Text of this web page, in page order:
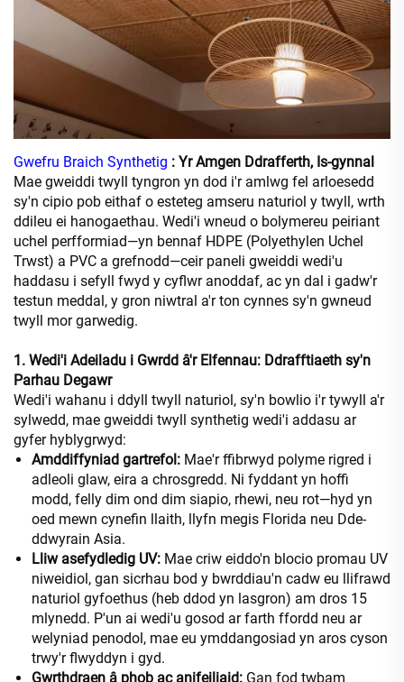
Gwefru Braich Synthetig : Yr Amgen Ddrafferth, Is-gynnal
Mae gweiddi twyll tyngron yn dod i'r amlwg fel arloesedd
sy'n cipio pob eithaf o esteteg amseru naturiol y twyll, wrth
ddileu ei hanogaethau. Wedi'i wneud o bolymereu peiriant
uchel perfformiad—yn bennaf HDPE (Polyethylen Uchel
Trwst) a PVC a grefnodd—ceir paneli gweiddi wedi'u
haddasu i sefyll fwyd y cyflwr anoddaf, ac yn dal i gadw'r
testun meddal, y gron niwtral a'r ton cynnes sy'n gwneud
twyll mor garwedig.
1. Wedi'i Adeiladu i Gwrdd â'r Elfennau: Ddrafftiaeth sy'n
Parhau Degawr
Wedi'i wahanu i ddyll twyll naturiol, sy'n bowlio i'r tywyll a'r
sylwedd, mae gweiddi twyll synthetig wedi'i addasu ar
gyfer hyblygrwyd:
Amddiffyniad gartrefol: Mae'r ffibrwyd polyme rigred i
adleoli glaw, eira a chrosgredd. Ni fyddant yn hoffi
modd, felly dim ond dim siapio, rhewi, neu rot—hyd yn
oed mewn cynefin llaith, llyfn megis Florida neu Dde-
ddwyrain Asia.
Lliw asefydledig UV: Mae criw eiddo'n blocio promau UV
niweidiol, gan sicrhau bod y bwrddiau'n cadw eu llifrawd
naturiol gyfoethus (heb ddod yn lasgron) am dros 15
mlynedd. P'un ai wedi'u gosod ar farth ffordd neu ar
welyniad penodol, mae eu ymddangosiad yn aros cyson
trwy'r flwyddyn i gyd.
Gwrthdraen â phob ac anifeiliaid: Gan fod twbam